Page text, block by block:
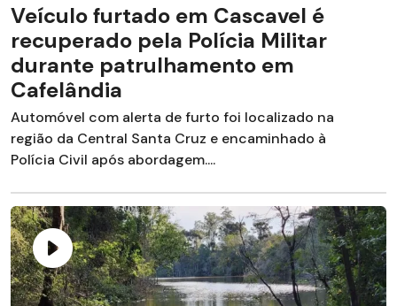
Veículo furtado em Cascavel é
recuperado pela Polícia Militar
durante patrulhamento em
Cafelândia
Automóvel com alerta de furto foi localizado na
região da Central Santa Cruz e encaminhado à
Polícia Civil após abordagem....